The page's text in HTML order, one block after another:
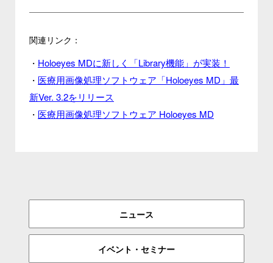
ニュース
イベント・セミナー
関連リンク：
・ Holoeyes MDに新しく「Library機能」が実装！
・ 医療用画像処理ソフトウェア「Holoeyes MD」最
新Ver. 3.2をリリース
・ 医療用画像処理ソフトウェア Holoeyes MD